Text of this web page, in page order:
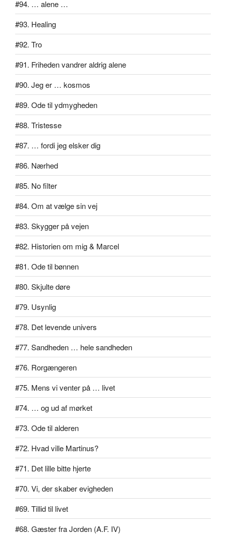
#94. … alene …
#93. Healing
#92. Tro
#91. Friheden vandrer aldrig alene
#90. Jeg er … kosmos
#89. Ode til ydmygheden
#88. Tristesse
#87. … fordi jeg elsker dig
#86. Nærhed
#85. No filter
#84. Om at vælge sin vej
#83. Skygger på vejen
#82. Historien om mig & Marcel
#81. Ode til bønnen
#80. Skjulte døre
#79. Usynlig
#78. Det levende univers
#77. Sandheden … hele sandheden
#76. Rorgængeren
#75. Mens vi venter på … livet
#74. … og ud af mørket
#73. Ode til alderen
#72. Hvad ville Martinus?
#71. Det lille bitte hjerte
#70. Vi, der skaber evigheden
#69. Tillid til livet
#68. Gæster fra Jorden (A.F. IV)